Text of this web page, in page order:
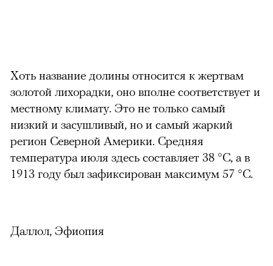
Хоть название долины относится к жертвам
золотой лихорадки, оно вполне соответствует и
местному климату. Это не только самый
низкий и засушливый, но и самый жаркий
регион Северной Америки. Средняя
температура июля здесь составляет 38 °С, а в
1913 году был зафиксирован максимум 57 °С.
Даллол, Эфиопия